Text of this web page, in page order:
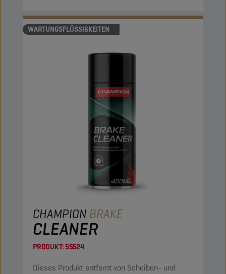
WARTUNGSFLÜSSIGKEITEN
CHAMPION BRAKE
CLEANER
PRODUKT:55524
Dieses Produkt entfernt von Scheiben- und